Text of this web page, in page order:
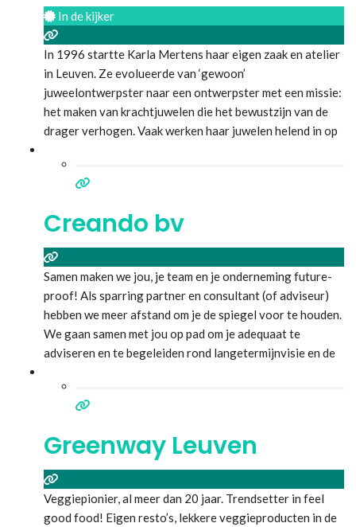
In de kijker
In 1996 startte Karla Mertens haar eigen zaak en atelier
in Leuven. Ze evolueerde van ‘gewoon’
juweelontwerpster naar een ontwerpster met een missie:
het maken van krachtjuwelen die het bewustzijn van de
drager verhogen. Vaak werken haar juwelen helend in op
belangrijk zijn. Haar inspiratie vindt ze in oude culturen,
Lees meer...
Creando bv
Samen maken we jou, je team en je onderneming future-
proof! Als sparring partner en consultant (of adviseur)
hebben we meer afstand om je de spiegel voor te houden.
We gaan samen met jou op pad om je adequaat te
adviseren en te begeleiden rond langetermijnvisie en de
organisatie of groei en ontwikkeling
Greenway Leuven
Veggiepionier, al meer dan 20 jaar. Trendsetter in feel
good food! Eigen resto’s, lekkere veggieproducten in de